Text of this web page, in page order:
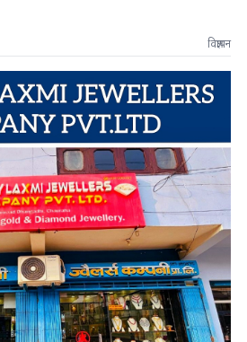
विज्ञापन